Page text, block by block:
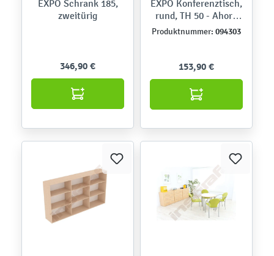
EXPO Schrank 185,
zweitürig
346,90 €
EXPO Konferenztisch,
rund, TH 50 - Ahorn
Jylland
Produktnummer: 094303
153,90 €